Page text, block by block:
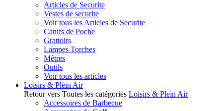
Articles de Securite
Vestes de securite
Voir tous les Articles de Securite
Canifs de Poche
Grattoirs
Lampes Torches
Mètres
Outils
Voir tous les articles
Loisirs & Plein Air
Retour vers Toutes les catégories Loisirs & Plein Air
Accessoires de Barbecue